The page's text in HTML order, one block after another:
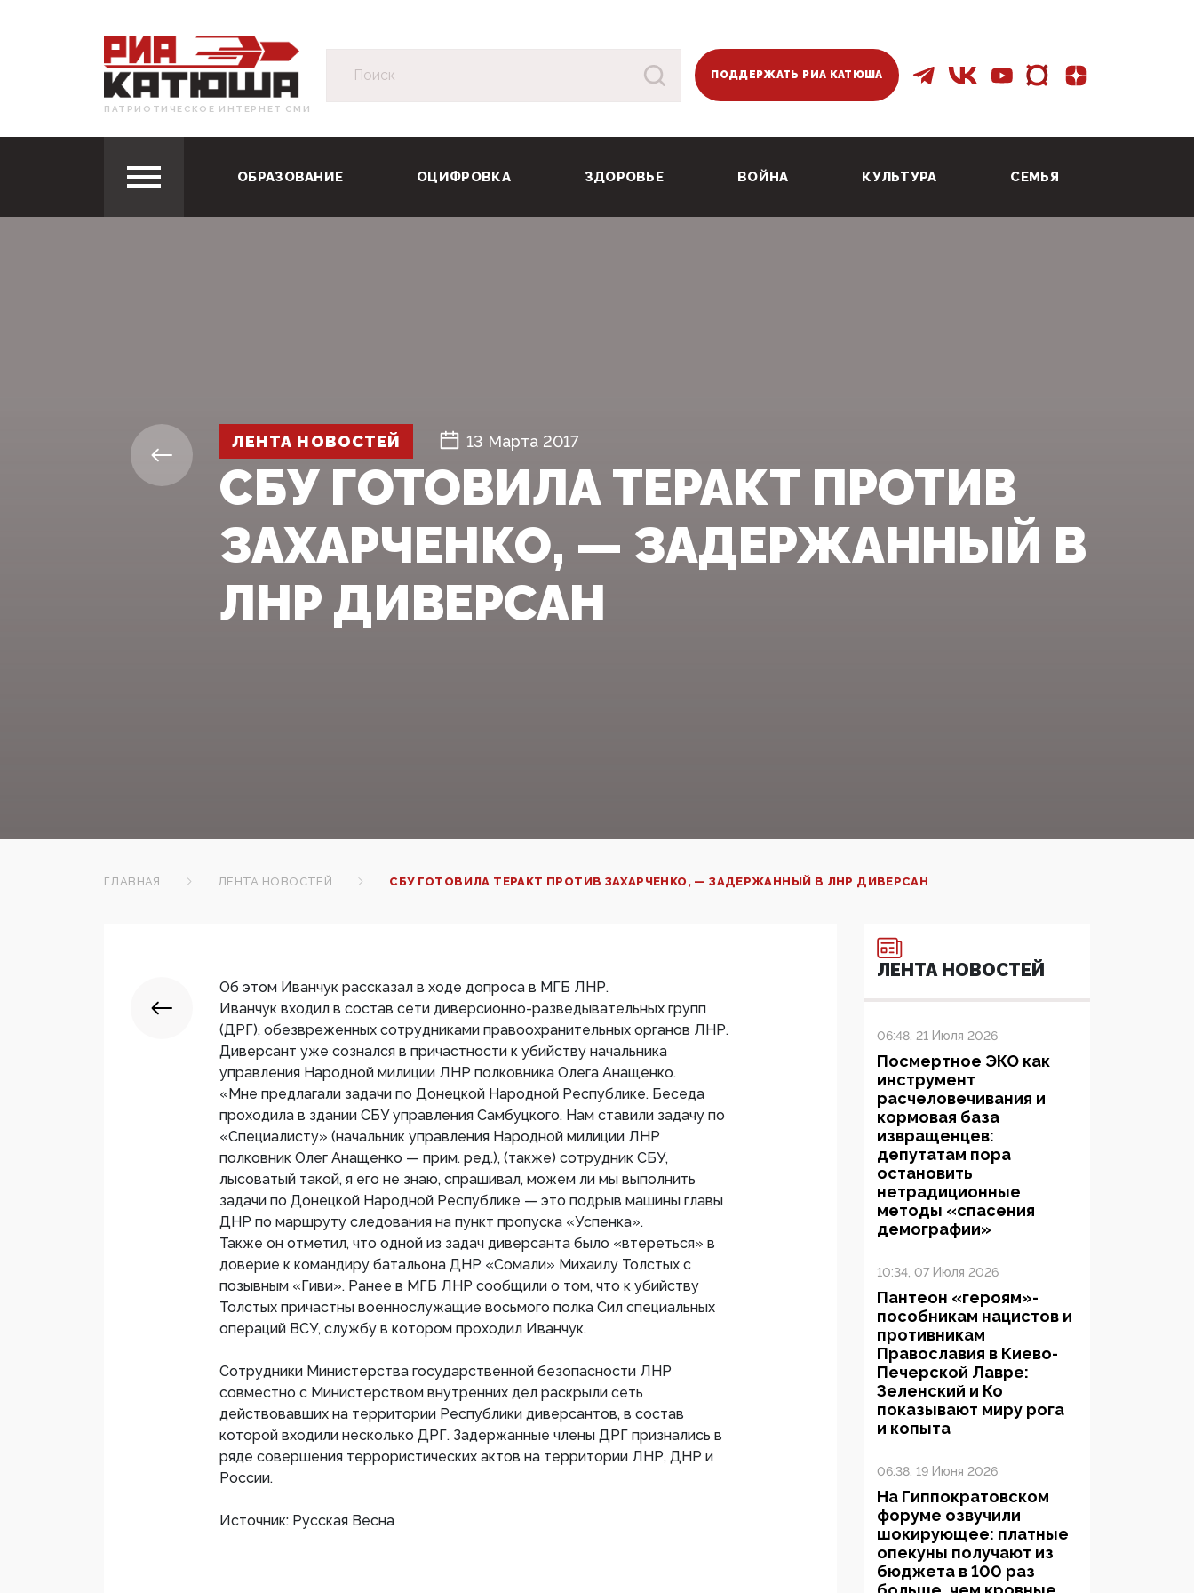
ПАТРИОТИЧЕСКОЕ ИНТЕРНЕТ СМИ
ПОДДЕРЖАТЬ РИА КАТЮША
ОБРАЗОВАНИЕ ОЦИФРОВКА ЗДОРОВЬЕ ВОЙНА КУЛЬТУРА СЕМЬЯ
ЛЕНТА НОВОСТЕЙ 13 Марта 2017
СБУ ГОТОВИЛА ТЕРАКТ ПРОТИВ
ЗАХАРЧЕНКО, — ЗАДЕРЖАННЫЙ В
ЛНР ДИВЕРСАН
ГЛАВНАЯ ЛЕНТА НОВОСТЕЙ СБУ ГОТОВИЛА ТЕРАКТ ПРОТИВ ЗАХАРЧЕНКО, — ЗАДЕРЖАННЫЙ В ЛНР ДИВЕРСАН
Об этом Иванчук рассказал в ходе допроса в МГБ ЛНР.
Иванчук входил в состав сети диверсионно-разведывательных групп
(ДРГ), обезвреженных сотрудниками правоохранительных органов ЛНР.
Диверсант уже сознался в причастности к убийству начальника
управления Народной милиции ЛНР полковника Олега Анащенко.
«Мне предлагали задачи по Донецкой Народной Республике. Беседа
проходила в здании СБУ управления Самбуцкого. Нам ставили задачу по
«Специалисту» (начальник управления Народной милиции ЛНР
полковник Олег Анащенко — прим. ред.), (также) сотрудник СБУ,
лысоватый такой, я его не знаю, спрашивал, можем ли мы выполнить
задачи по Донецкой Народной Республике — это подрыв машины главы
ДНР по маршруту следования на пункт пропуска «Успенка».
Также он отметил, что одной из задач диверсанта было «втереться» в
доверие к командиру батальона ДНР «Сомали» Михаилу Толстых с
позывным «Гиви». Ранее в МГБ ЛНР сообщили о том, что к убийству
Толстых причастны военнослужащие восьмого полка Сил специальных
операций ВСУ, службу в котором проходил Иванчук.
Сотрудники Министерства государственной безопасности ЛНР
совместно с Министерством внутренних дел раскрыли сеть
действовавших на территории Республики диверсантов, в состав
которой входили несколько ДРГ. Задержанные члены ДРГ признались в
ряде совершения террористических актов на территории ЛНР, ДНР и
России.
Источник: Русская Весна
ЛЕНТА НОВОСТЕЙ
06:48, 21 Июля 2026
Посмертное ЭКО как
инструмент
расчеловечивания и
кормовая база
извращенцев:
депутатам пора
остановить
нетрадиционные
методы «спасения
демографии»
10:34, 07 Июля 2026
Пантеон «героям»-
пособникам нацистов и
противникам
Православия в Киево-
Печерской Лавре:
Зеленский и Ко
показывают миру рога
и копыта
06:38, 19 Июня 2026
На Гиппократовском
форуме озвучили
шокирующее: платные
опекуны получают из
бюджета в 100 раз